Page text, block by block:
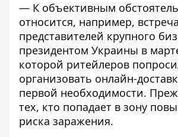
— К объективным
относится, например, встреча
представителей крупного
президентом Украины в
которой ритейлеров
организовать онлайн-
первой необходимости.
тех, кто попадает в зону
риска заражения.